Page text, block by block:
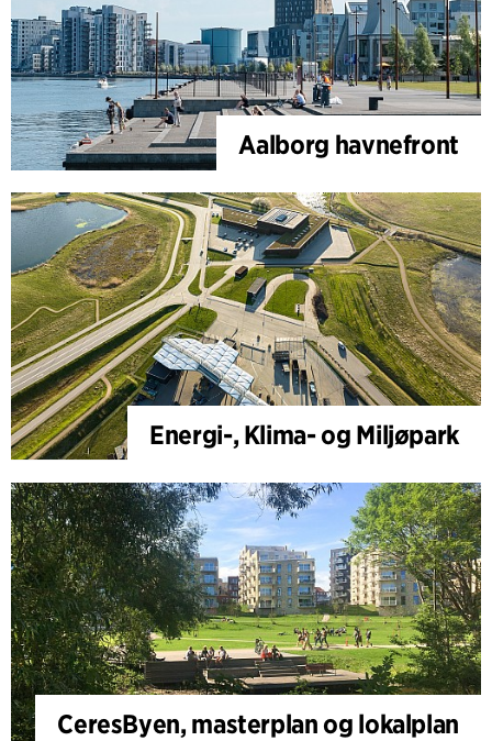
Aalborg havnefront
Energi-, Klima- og Miljøpark
CeresByen, masterplan og lokalplan